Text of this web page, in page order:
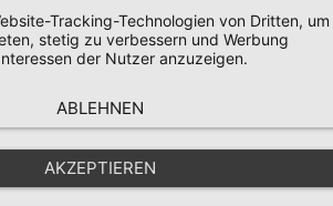
Tracking-Technologien von Dritten, um
stetig zu verbessern und Werbung
der Nutzer anzuzeigen.
ABLEHNEN
AKZEPTIEREN